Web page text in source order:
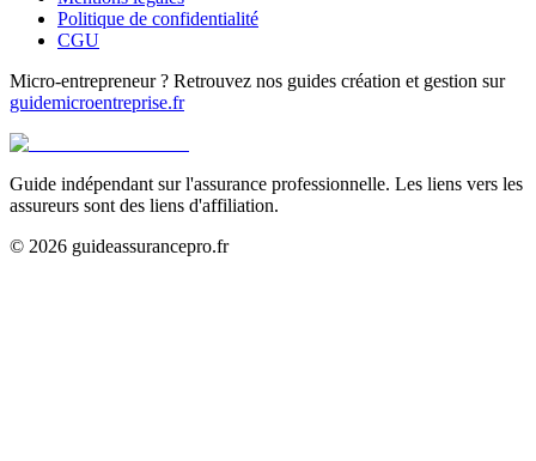
Politique de confidentialité
CGU
Micro-entrepreneur ? Retrouvez nos guides création et gestion sur
guidemicroentreprise.fr
Guide indépendant sur l'assurance professionnelle. Les liens vers les
assureurs sont des liens d'affiliation.
© 2026 guideassurancepro.fr